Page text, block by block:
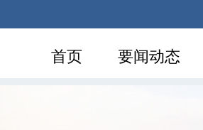
首页 要闻动态